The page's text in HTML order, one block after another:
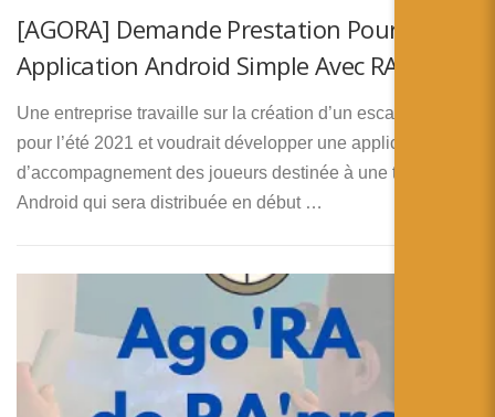
[AGORA] Demande Prestation Pour
Application Android Simple Avec RA
Une entreprise travaille sur la création d’un escape game
pour l’été 2021 et voudrait développer une application
d’accompagnement des joueurs destinée à une tablette
Android qui sera distribuée en début …